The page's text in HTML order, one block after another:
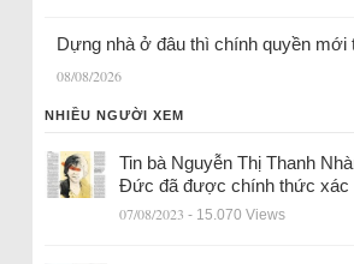
Dựng nhà ở đâu thì chính quyền mới
08/08/2026
NHIỀU NGƯỜI XEM
Tin bà Nguyễn Thị Thanh
Đức đã được chính thức xác
07/08/2023 - 15.070 Views